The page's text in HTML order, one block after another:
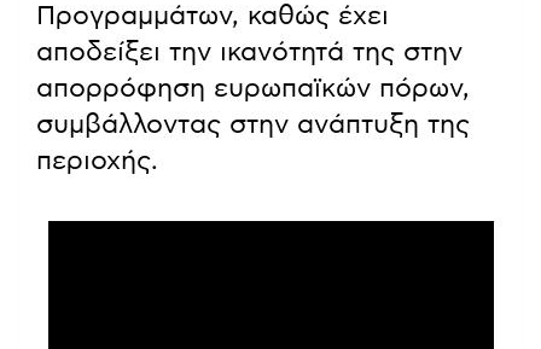
Προγραμμάτων, καθώς έχει
αποδείξει την ικανότητά της στην
απορρόφηση ευρωπαϊκών πόρων,
συμβάλλοντας στην ανάπτυξη της
περιοχής.